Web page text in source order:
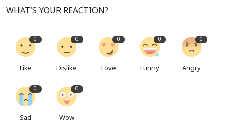
WHAT'S YOUR REACTION?
0
Like
0
Dislike
0
Love
0
Funny
0
Angry
0
Sad
0
Wow